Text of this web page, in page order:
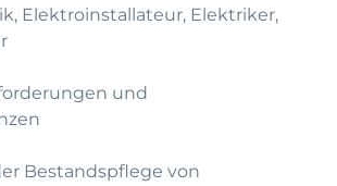
Elektroinstallateur, Elektriker,
und
Bestandspflege von